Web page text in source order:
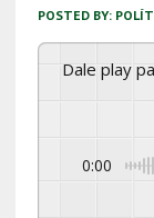
POSTED BY:
Dale play
0:00